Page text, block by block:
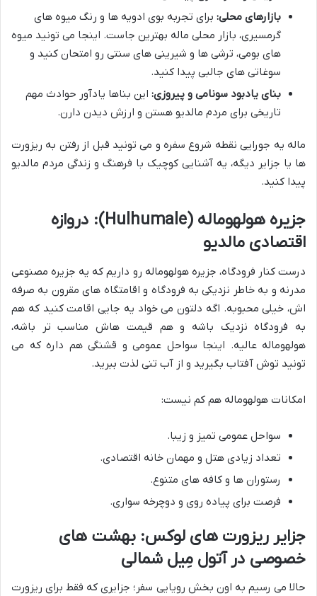
بازارهای محلی: برای تجربه بوی ادویه ها و رنگ میوه های
گرمسیری، بازار محلی ماله بهترین جاست. اینجا می تونید میوه
های بومی، ترشی ها و شیرینی های سنتی رو امتحان کنید و
سوغاتی های جالبی پیدا کنید.
بنای یادبود سونامی و پیروزی: این بناها یادآور حوادث مهم
تاریخی برای مردم مالدیو هستن و ارزش دیدن دارن.
ماله یه جورایی نقطه شروع سفره و می تونید قبل از رفتن به ریزورت
ها یا جزایر دیگه، یه آشنایی کوچیک با فرهنگ و زندگی مردم مالدیو
پیدا کنید.
جزیره هولهوماله (Hulhumale): دروازه
اقتصادی مالدیو
درست کنار فرودگاه، جزیره هولهوماله رو داریم که یه جزیره مصنوعی
مدرنه و به خاطر نزدیکی به فرودگاه و اقامتگاه های مقرون به صرفه
اش، خیلی محبوبه. اگه دلتون می خواد یه جایی اقامت کنید که هم
به فرودگاه نزدیک باشه و هم قیمت هاش مناسب تر باشه،
هولهوماله عالیه. اینجا سواحل عمومی و قشنگی هم داره که می
تونید توش آفتاب بگیرید و از آب تنی لذت ببرید.
امکانات هولهوماله هم کم نیست:
سواحل عمومی تمیز و زیبا.
تعداد زیادی هتل و مهمان خانه اقتصادی.
رستوران ها و کافه های متنوع.
فرصت برای پیاده روی و دوچرخه سواری.
جزایر ریزورت های لوکس: بهشت های
خصوصی در آتول مِیل شمالی
حالا می رسیم به اون بخش رویایی سفر؛ جزایری که فقط برای ریزورت